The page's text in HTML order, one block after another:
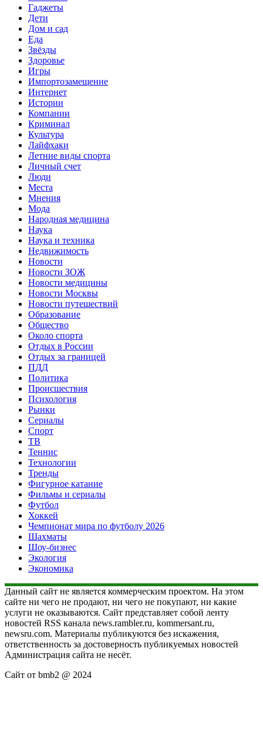
Гаджеты
Дети
Дом и сад
Еда
Звёзды
Здоровье
Игры
Импортозамещение
Интернет
Истории
Компании
Криминал
Культура
Лайфхаки
Летние виды спорта
Личный счет
Люди
Места
Мнения
Мода
Народная медицина
Наука
Наука и техника
Недвижимость
Новости
Новости ЗОЖ
Новости медицины
Новости Москвы
Новости путешествий
Образование
Общество
Около спорта
Отдых в России
Отдых за границей
ПДД
Политика
Происшествия
Психология
Рынки
Сериалы
Спорт
ТВ
Теннис
Технологии
Тренды
Фигурное катание
Фильмы и сериалы
Футбол
Хоккей
Чемпионат мира по футболу 2026
Шахматы
Шоу-бизнес
Экология
Экономика
Данный сайт не является коммерческим проектом. На этом
сайте ни чего не продают, ни чего не покупают, ни какие
услуги не оказываются. Сайт представляет собой ленту
новостей RSS канала news.rambler.ru, kommersant.ru,
newsru.com. Материалы публикуются без искажения,
ответственность за достоверность публикуемых новостей
Администрация сайта не несёт.
Сайт от bmb2 @ 2024